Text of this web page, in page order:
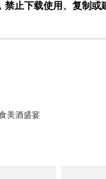
止下载使用、复制或
美酒盛宴